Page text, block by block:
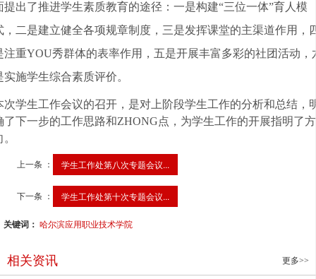
提出了推进学生素质教育的途径：一是构建“三位一体”育人模
，二是建立健全各项规章制度，三是发挥课堂的主渠道作用，
注重YOU秀群体的表率作用，五是开展丰富多彩的社团活动，
实施学生综合素质评价。
次学生工作会议的召开，是对上阶段学生工作的分析和总结，
了下一步的工作思路和ZHONG点 ，为学生工作的开展指明了方
上一条 ： 学生工作处第八次专题会议...
下一条 ： 学生工作处第十次专题会议...
关键词： 哈尔滨应用职业技术学院
相关资讯 更多>>